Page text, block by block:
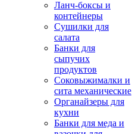
Ланч-боксы и
контейнеры
Сушилки для
салата
Банки для
сыпучих
продуктов
Соковыжималки и
сита механические
Органайзеры для
кухни
Банки для меда и